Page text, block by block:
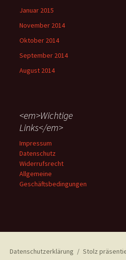
Januar 2015
November 2014
Oktober 2014
September 2014
August 2014
<em>Wichtige
Links</em>
Impressum
Datenschutz
Widerrufsrecht
Allgemeine
Geschäftsbedingungen
Datenschutzerklärung Stolz